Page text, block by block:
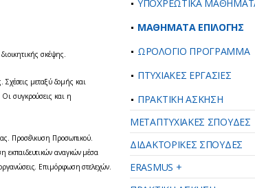
σκέψης.
μεταξύ δομής και
συγκρούσεις και η
Προσέλκυση Προσωπικού.
εκπαιδευτικών αναγκών μέσα
Επιμόρφωση στελεχών.
ΥΠΟΧΡΕΩΤΙΚΑ
ΜΑΘΗΜΑΤΑ ΕΠΙΛΟΓΗΣ
ΩΡΟΛΟΓΙΟ ΠΡΟΓΡΑΜΜΑ
ΠΤΥΧΙΑΚΕΣ ΕΡΓΑΣΙΕΣ
ΠΡΑΚΤΙΚΗ ΑΣΚΗΣΗ
ΜΕΤΑΠΤΥΧΙΑΚΕΣ ΣΠΟΥΔΕΣ
ΔΙΔΑΚΤΟΡΙΚΕΣ ΣΠΟΥΔΕΣ
ERASMUS +